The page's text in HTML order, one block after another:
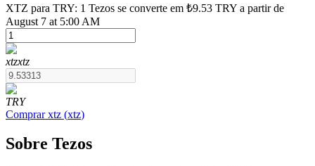
Futuros de USDT
Futuros usando USDT como garantia
XTZ para TRY: 1 Tezos se converte em ₺9.53 TRY a partir de
August 7 at 5:00 AM
xtzxtz
TRY
Comprar xtz (xtz)
Sobre Tezos